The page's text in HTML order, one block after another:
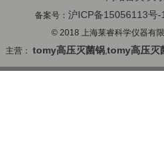
备案号：沪ICP备15056113号-
© 2018 上海莱睿科学仪器有
主营：tomy高压灭菌锅,tomy高压灭